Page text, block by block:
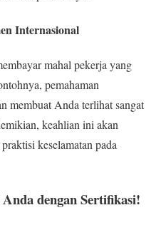
Internasional
mahal pekerja yang
pemahaman
membuat Anda terlihat sangat
keahlian ini akan
keselamatan pada
dengan Sertifikasi!